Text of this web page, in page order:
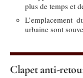
plus de temps et
L’emplacement
urbaine sont
Clapet anti-